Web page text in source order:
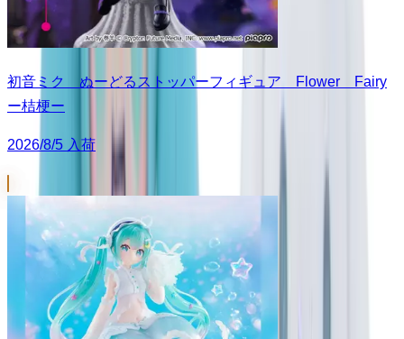
初音ミク ぬーどるストッパーフィギュア Flower Fairy
ー桔梗ー
2026/8/5 入荷